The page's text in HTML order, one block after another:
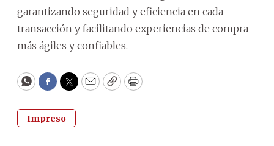
garantizando seguridad y eficiencia en cada
transacción y facilitando experiencias de compra
más ágiles y confiables.
WhatsApp
Facebook
Twitter
EmailCopyPrint
Impreso